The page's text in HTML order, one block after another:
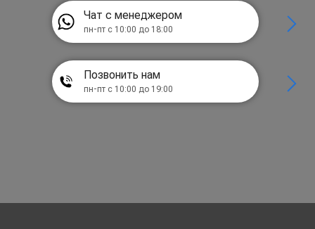
Чат с менеджером
пн-пт с 10:00 до 18:00
Позвонить нам
пн-пт с 10:00 до 19:00